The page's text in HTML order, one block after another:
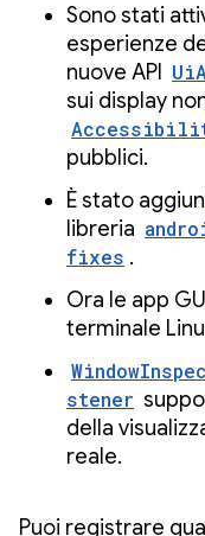
Sono stati
esperienze
nuove API
sui display
pubblici.
È stato
libreria
fixes .
Ora le app
terminale
stener
della
reale.
Puoi registrare